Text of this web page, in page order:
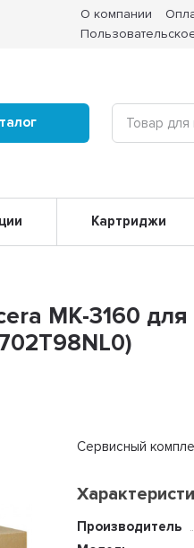
О компании
Картриджи
MK-3160
Сервисный
Производитель